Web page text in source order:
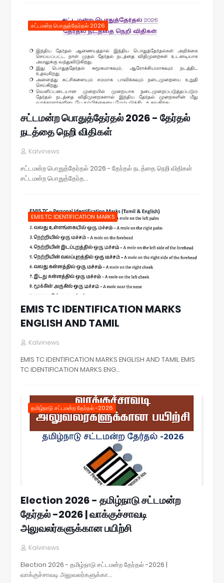
சட்டமன்ற பொதுத்தேர்தல் 2026
சட்டமன்ற பொதுத்தேர்தல் 2026 - தேர்தல்
நடத்தை நெறி விதிகள்
Kalvinews
சட்டமன்ற பொதுத்தேர்தல் 2026 - தேர்தல் நடத்தை நெறி விதிகள்
சட்டமன்ற பொதுத்தேர்த…
EMIS TC IDENTIFICATION MARKS
EMIS TC IDENTIFICATION MARKS
ENGLISH AND TAMIL
Kalvinews
EMIS TC IDENTIFICATION MARKS ENGLISH AND TAMIL EMIS
TC IDENTIFICATION MARKS ENG…
தமிழ்நாடு சட்டமன்ற தேர்தல் -2026
Election 2026 - தமிழ்நாடு சட்டமன்ற
தேர்தல் -2026 | வாக்குச்சாவடி
அலுவலர்களுக்கான பயிற்சி
Kalvinews
Election 2026 - தமிழ்நாடு சட்டமன்ற தேர்தல் -2026 |
வாக்குச்சாவடி அலுவலர்களுக்கா…